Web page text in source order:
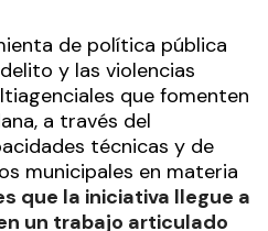
de política pública
y las violencias
que fomenten
a través del
técnicas y de
municipales en materia
que la iniciativa llegue a
un trabajo articulado